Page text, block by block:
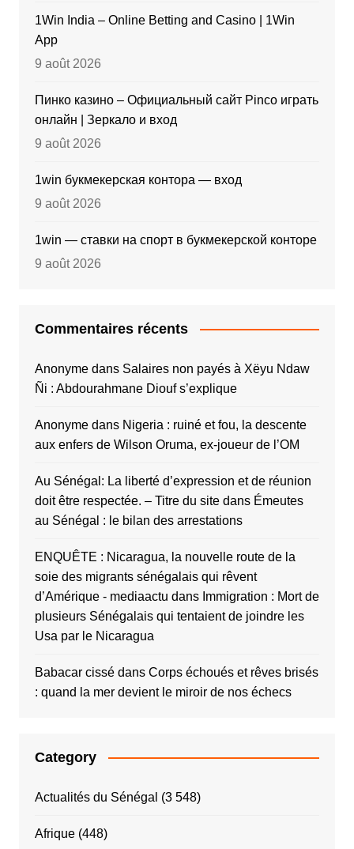
1Win India – Online Betting and Casino | 1Win
App
9 août 2026
Пинко казино – Официальный сайт Pinco играть
онлайн | Зеркало и вход
9 août 2026
1win букмекерская контора — вход
9 août 2026
1win — ставки на спорт в букмекерской конторе
9 août 2026
Commentaires récents
Anonymedans Salaires non payés à Xëyu Ndaw
Ñi : Abdourahmane Diouf s’explique
Anonymedans Nigeria : ruiné et fou, la descente
aux enfers de Wilson Oruma, ex-joueur de l’OM
Au Sénégal: La liberté d’expression et de réunion
doit être respectée. – Titre du sitedans Émeutes
au Sénégal : le bilan des arrestations
ENQUÊTE : Nicaragua, la nouvelle route de la
soie des migrants sénégalais qui rêvent
d’Amérique - mediaactu dans Immigration : Mort de
plusieurs Sénégalais qui tentaient de joindre les
Usa par le Nicaragua
Babacar cissédans Corps échoués et rêves brisés
: quand la mer devient le miroir de nos échecs
Category
Actualités du Sénégal (3 548)
Afrique(448)